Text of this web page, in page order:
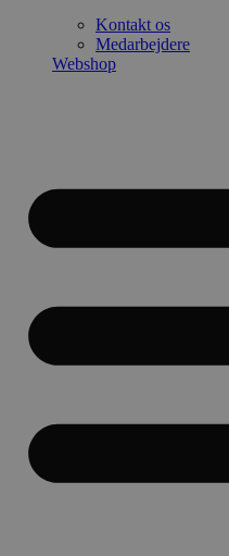
Kontakt os
Medarbejdere
Webshop